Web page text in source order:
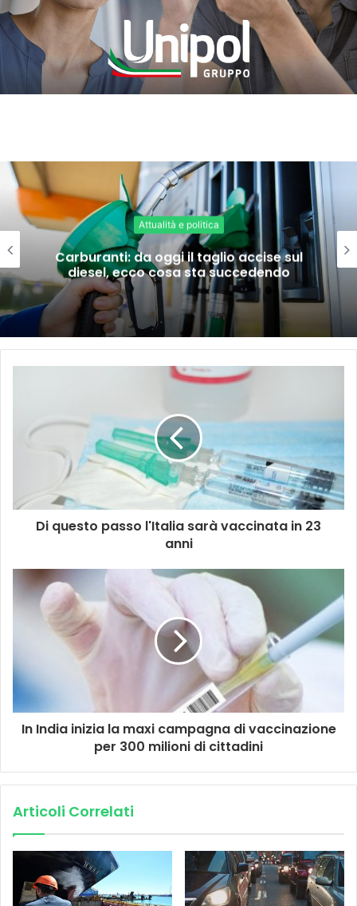
Attualità e politica
Carburanti: da oggi il taglio accise sul
diesel, ecco cosa sta succedendo
Di questo passo l'Italia sarà vaccinata in 23
anni
In India inizia la maxi campagna di vaccinazione
per 300 milioni di cittadini
Articoli Correlati